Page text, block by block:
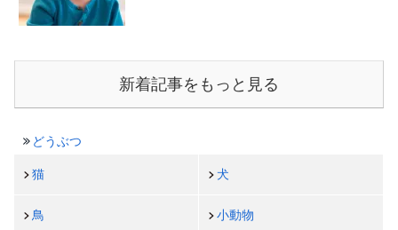
新着記事をもっと見る
どうぶつ
猫 犬
鳥 小動物